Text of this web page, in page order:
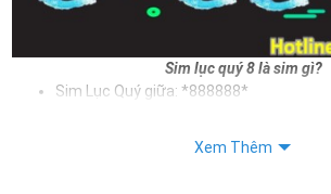
Sim lục quý 8 là sim gì?
Sim Lục Quý giữa: *888888*
Sử dụng sim lục quý 8 giúp chủ sở hữu khẳng
Xem Thêm